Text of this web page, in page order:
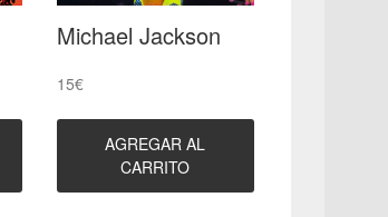
Michael Jackson
15€
AGREGAR AL
CARRITO